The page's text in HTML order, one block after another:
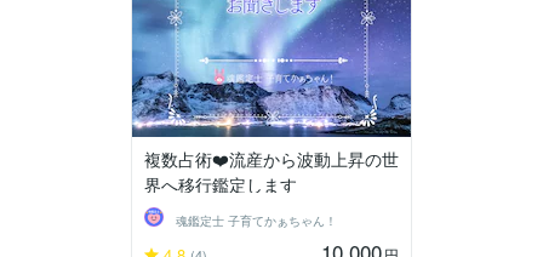
複数占術❤️流産から波動上昇の世
界へ移行鑑定します
魂鑑定士 子育てかぁちゃん！